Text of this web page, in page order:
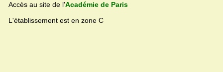
Accès au site de l'Académie de Paris
L'établissement est en zone C